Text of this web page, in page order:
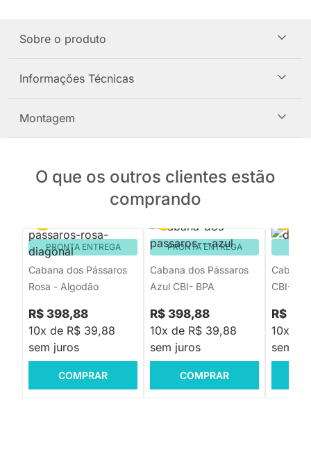
Sobre o produto
Informações Técnicas
Montagem
O que os outros clientes estão
comprando
PRONTA ENTREGA
Cabana dos Pássaros
Rosa - Algodão
R$ 398,88
10x de R$ 39,88
sem juros
COMPRAR
PRONTA ENTREGA
Cabana dos Pássaros
Azul CBI- BPA
R$ 398,88
10x de R$ 39,88
sem juros
COMPRAR
Cabana
CBI-FP
R$
10x de
sem